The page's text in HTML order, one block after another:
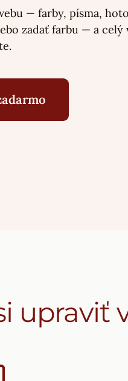
— farby, písma,
zadať farbu — a celý
upraviť